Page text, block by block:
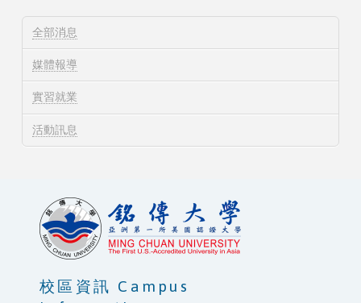
全部消息
媒體報導
實習就業
活動訊息
校區資訊 Campus